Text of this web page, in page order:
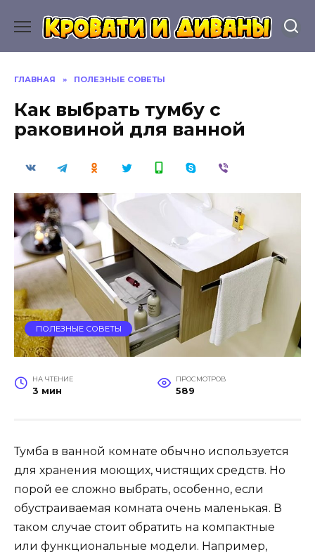
содержанию
ГЛАВНАЯ » ПОЛЕЗНЫЕ СОВЕТЫ
Как выбрать тумбу с
раковиной для ванной
ПОЛЕЗНЫЕ СОВЕТЫ
НА ЧТЕНИЕ
3 мин
ПРОСМОТРОВ
589
Тумба в ванной комнате обычно используется
для хранения моющих, чистящих средств. Но
порой ее сложно выбрать, особенно, если
обустраиваемая комната очень маленькая. В
таком случае стоит обратить на компактные
или функциональные модели. Например,